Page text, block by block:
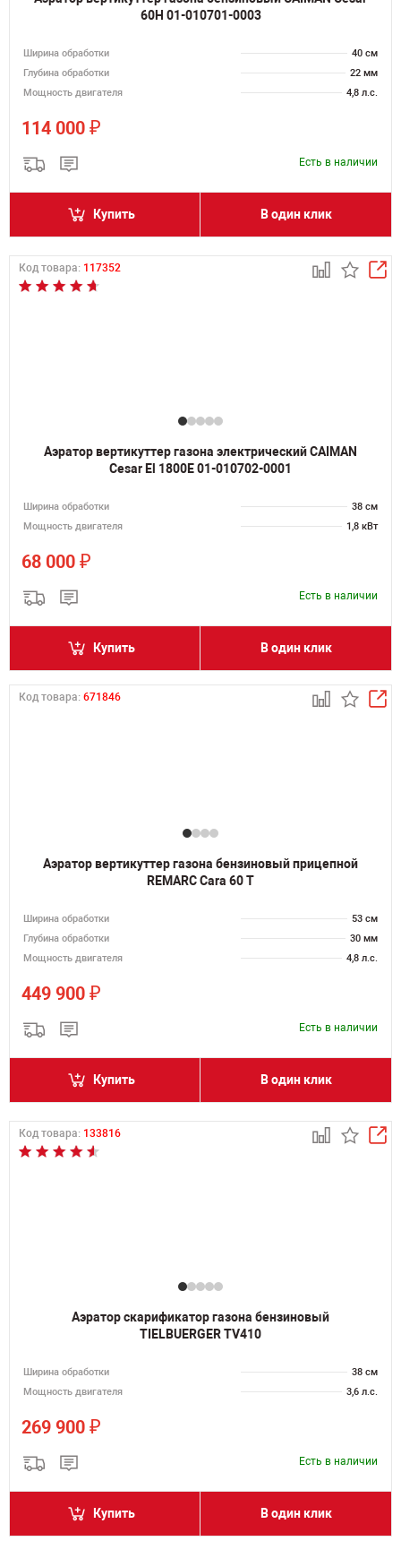
60H 01-010701-0003
Ширина обработки
40 см
Глубина обработки
22 мм
Мощность двигателя
4,8 л.с.
114 000 ₽
Есть в наличии
Купить В один клик
Код товара: 117352
Аэратор вертикуттер газона электрический CAIMAN
Cesar El 1800E 01-010702-0001
Ширина обработки
38 см
Мощность двигателя
1,8 кВт
68 000 ₽
Есть в наличии
Купить В один клик
Код товара: 671846
Аэратор вертикуттер газона бензиновый прицепной
REMARC Cara 60 T
Ширина обработки
53 см
Глубина обработки
30 мм
Мощность двигателя
4,8 л.с.
449 900 ₽
Есть в наличии
Купить В один клик
Код товара: 133816
Аэратор скарификатор газона бензиновый
TIELBUERGER TV410
Ширина обработки
38 см
Мощность двигателя
3,6 л.с.
269 900 ₽
Есть в наличии
Купить В один клик